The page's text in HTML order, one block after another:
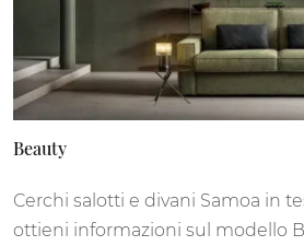
Beauty
Cerchi salotti e divani Samoa in
ottieni informazioni sul modello